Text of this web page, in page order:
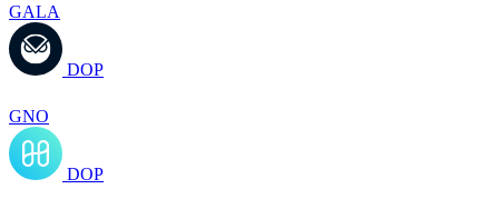
GALA
DOP
GNO
DOP